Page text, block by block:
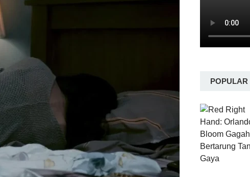
POPULAR